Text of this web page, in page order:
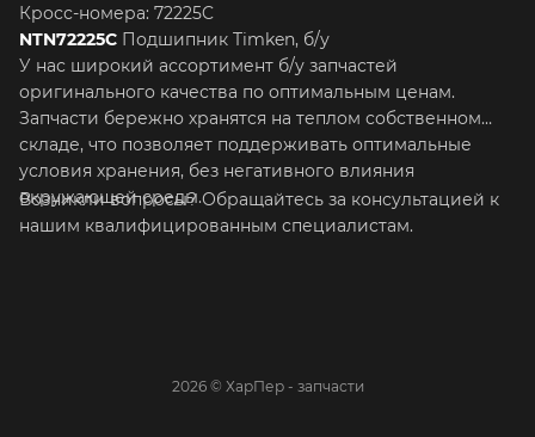
Кросс-номера: 72225C
NTN72225C Подшипник Timken, б/у
У нас широкий ассортимент б/у запчастей
оригинального качества по оптимальным ценам.
Запчасти бережно хранятся на теплом собственном
складе, что позволяет поддерживать оптимальные
условия хранения, без негативного влияния
окружающей среды.
Возникли вопросы? Обращайтесь за консультацией к
нашим квалифицированным специалистам.
2026 © ХарПер - запчасти